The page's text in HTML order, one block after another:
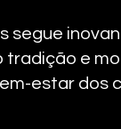
segue
tradição e
estar dos